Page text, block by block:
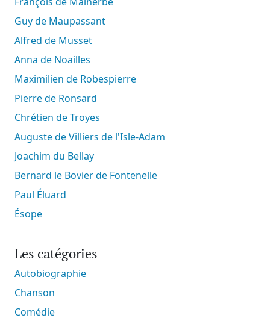
Guy de Maupassant
Alfred de Musset
Anna de Noailles
Maximilien de Robespierre
Pierre de Ronsard
Chrétien de Troyes
Auguste de Villiers de l'Isle-Adam
Joachim du Bellay
Bernard le Bovier de Fontenelle
Paul Éluard
Ésope
Les catégories
Autobiographie
Chanson
Comédie